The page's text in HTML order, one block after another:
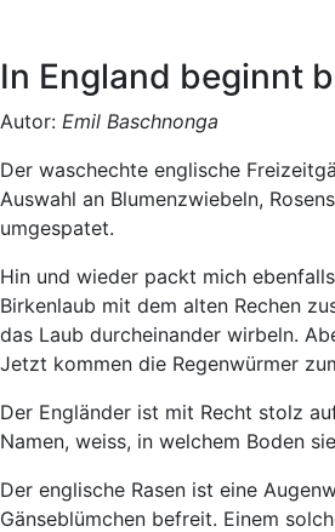
In England beginnt
Autor: Emil Baschnonga
Der waschechte englische
Auswahl an Blumenzwiebeln,
umgespatet.
Hin und wieder packt mich
Birkenlaub mit dem alten Rechen
das Laub durcheinander wirbeln.
Jetzt kommen die Regenwürmer
Der Engländer ist mit Recht stolz
Namen, weiss, in welchem Boden
Der englische Rasen ist eine
Gänseblümchen befreit. Einem